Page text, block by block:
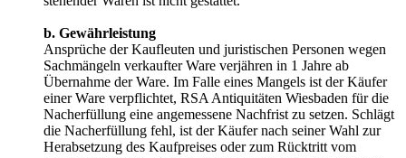
b. Gewährleistung
Ansprüche der Kaufleuten und juristischen Personen wegen
Sachmängeln verkaufter Ware verjähren in 1 Jahre ab
Übernahme der Ware. Im Falle eines Mangels ist der Käufer
einer Ware verpflichtet, RSA Antiquitäten Wiesbaden für die
Nacherfüllung eine angemessene Nachfrist zu setzen. Schlägt
die Nacherfüllung fehl, ist der Käufer nach seiner Wahl zur
Herabsetzung des Kaufpreises oder zum Rücktritt vom